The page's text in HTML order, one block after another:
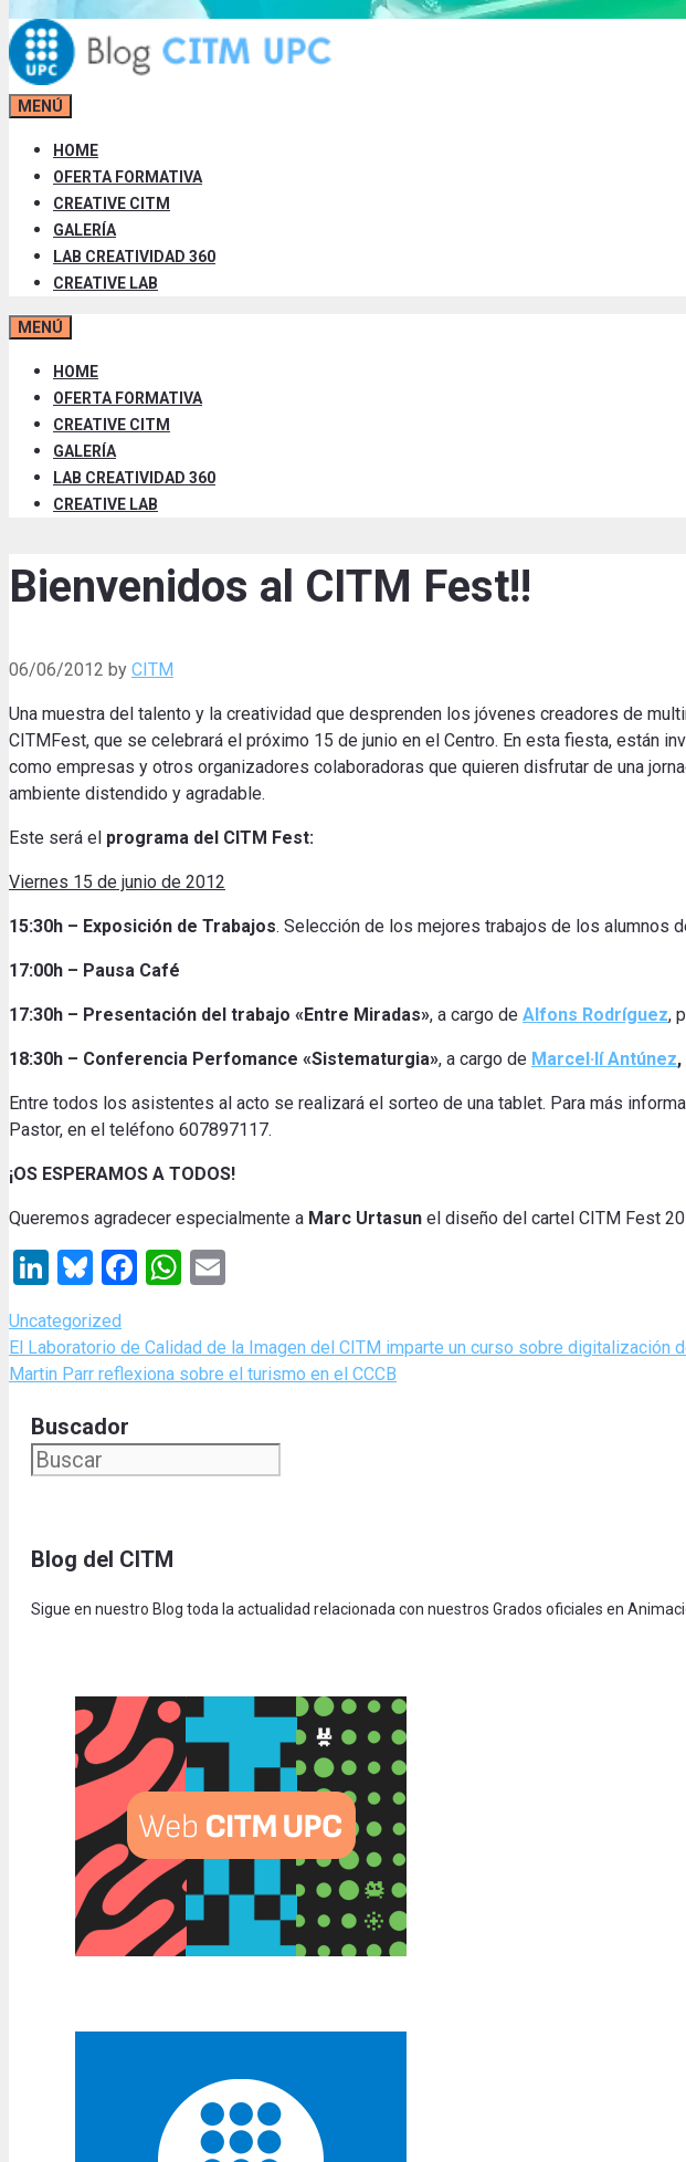
MENÚ
HOME
OFERTA FORMATIVA
CREATIVE CITM
GALERÍA
LAB CREATIVIDAD 360
CREATIVE LAB
MENÚ
HOME
OFERTA FORMATIVA
CREATIVE CITM
GALERÍA
LAB CREATIVIDAD 360
CREATIVE LAB
Bienvenidos al CITM Fest!!
06/06/2012 by CITM
Una muestra del talento y la creatividad que desprenden los jóvenes creadores de
CITMFest, que se celebrará el próximo 15 de junio en el Centro. En esta fiesta, están
como empresas y otros organizadores colaboradoras que quieren disfrutar de una
ambiente distendido y agradable.
Este será el programa del CITM Fest:
Viernes 15 de junio de 2012
15:30h – Exposición de Trabajos. Selección de los mejores trabajos de los alumnos
17:00h – Pausa Café
17:30h – Presentación del trabajo «Entre Miradas», a cargo de Alfons Rodríguez,
18:30h – Conferencia Perfomance «Sistematurgia», a cargo de Marcel·lí Antúnez,
Entre todos los asistentes al acto se realizará el sorteo de una tablet. Para más
Pastor, en el teléfono 607897117.
¡OS ESPERAMOS A TODOS!
Queremos agradecer especialmente a Marc Urtasun el diseño del cartel CITM Fest
LinkedIn
Bluesky
Facebook
WhatsApp
Categories
Uncategorized
El Laboratorio de Calidad de la Imagen del CITM imparte un curso sobre digitalización
Martin Parr reflexiona sobre el turismo en el CCCB
Buscador
Blog del CITM
Sigue en nuestro Blog toda la actualidad relacionada con nuestros Grados oficiales en